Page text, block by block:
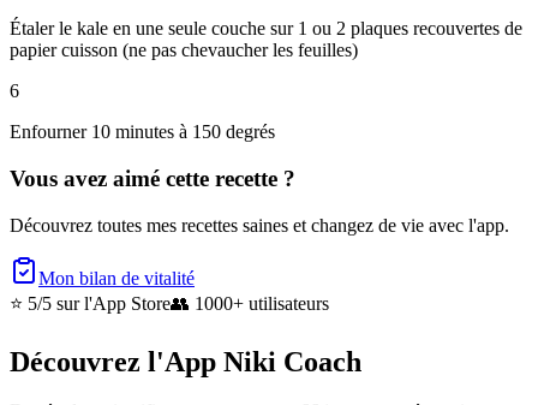
Étaler le kale en une seule couche sur 1 ou 2 plaques recouvertes de
papier cuisson (ne pas chevaucher les feuilles)
6
Enfourner 10 minutes à 150 degrés
Vous avez aimé cette recette ?
Découvrez toutes mes recettes saines et changez de vie avec l'app.
Mon bilan de vitalité
⭐ 5/5 sur l'App Store👥 1000+ utilisateurs
Découvrez l'App Niki Coach